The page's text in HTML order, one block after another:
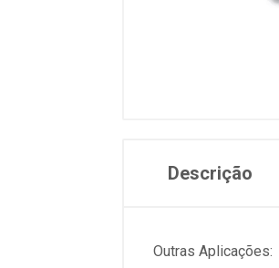
Descrição
Outras Aplicações: